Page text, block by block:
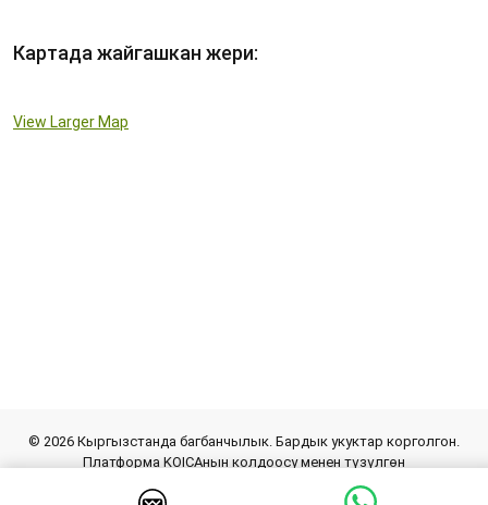
Картада жайгашкан жери:
View Larger Map
© 2026 Кыргызстанда багбанчылык. Бардык укуктар корголгон.
Платформа KOICAнын колдоосу менен түзүлгөн